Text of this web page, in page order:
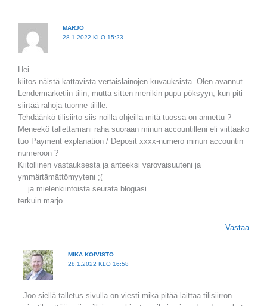
MARJO
28.1.2022 KLO 15:23
Hei
kiitos näistä kattavista vertaislainojen kuvauksista. Olen avannut
Lendermarketiin tilin, mutta sitten menikin pupu pöksyyn, kun piti
siirtää rahoja tuonne tilille.
Tehdäänkö tilisiirto siis noilla ohjeilla mitä tuossa on annettu ?
Meneekö tallettamani raha suoraan minun accountilleni eli viittaako
tuo Payment explanation / Deposit xxxx-numero minun accountin
numeroon ?
Kiitollinen vastauksesta ja anteeksi varovaisuuteni ja
ymmärtämättömyyteni ;(
… ja mielenkiintoista seurata blogiasi.
terkuin marjo
Vastaa
MIKA KOIVISTO
28.1.2022 KLO 16:58
Joo siellä talletus sivulla on viesti mikä pitää laittaa tilisiirron